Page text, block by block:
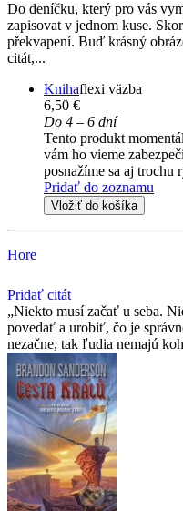
Do deníčku, který pro vás
zapisovat v jednom kuse.
překvapení. Buď krásný
citát,...
Knihaflexi väzba
6,50 €
Do 4 – 6 dní
Tento produkt
vám ho vieme
posnažíme sa aj trochu
Pridať do zoznamu
Vložiť do košíka
Hore
Pridať citát
Niekto musí začať u seba.
povedať a urobiť, čo je
nezačne, tak ľudia nemajú